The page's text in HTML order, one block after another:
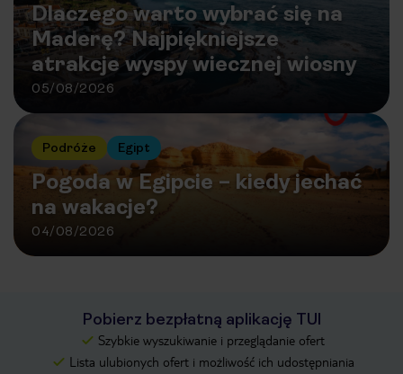
Dlaczego warto wybrać się na
Maderę? Najpiękniejsze
atrakcje wyspy wiecznej wiosny
05/08/2026
Podróże Egipt
Pogoda w Egipcie – kiedy jechać
na wakacje?
04/08/2026
Pobierz bezpłatną aplikację TUI
Szybkie wyszukiwanie i przeglądanie ofert
Lista ulubionych ofert i możliwość ich udostępniania